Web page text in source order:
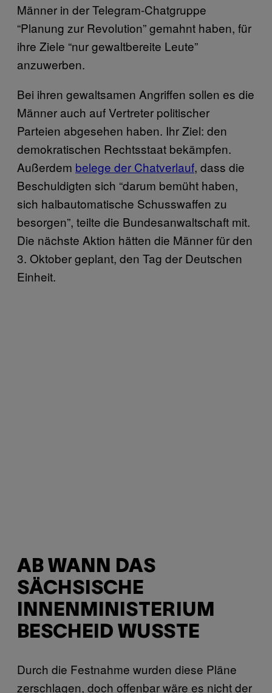
Männer in der Telegram-Chatgruppe
“Planung zur Revolution” gemahnt haben, für
ihre Ziele “nur gewaltbereite Leute”
anzuwerben.
Bei ihren gewaltsamen Angriffen sollen es die
Männer auch auf Vertreter politischer
Parteien abgesehen haben. Ihr Ziel: den
demokratischen Rechtsstaat bekämpfen.
Außerdem belege der Chatverlauf, dass die
Beschuldigten sich “darum bemüht haben,
sich halbautomatische Schusswaffen zu
besorgen”, teilte die Bundesanwaltschaft mit.
Die nächste Aktion hätten die Männer für den
3. Oktober geplant, den Tag der Deutschen
Einheit.
AB WANN DAS
SÄCHSISCHE
INNENMINISTERIUM
BESCHEID WUSSTE
Durch die Festnahme wurden diese Pläne
zerschlagen, doch offenbar wäre es nicht der